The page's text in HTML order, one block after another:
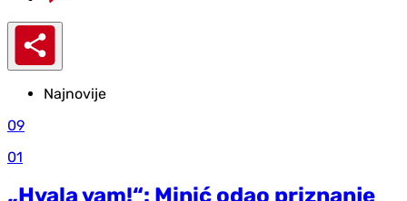
Najnovije
09
01